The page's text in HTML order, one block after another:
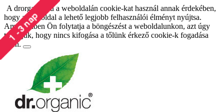
A drorganic.hu a weboldalán cookie-kat használ annak érdekében,
hogy a weboldal a lehető legjobb felhasználói élményt nyújtsa.
Amennyiben Ön folytatja a böngészést a weboldalunkon, azt úgy
tekintjük, hogy nincs kifogása a tőlünk érkező cookie-k fogadása
ellen.